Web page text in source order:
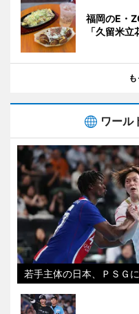
福岡のE・
「久留米
ワール
若手主体の日本、ＰＳＧ